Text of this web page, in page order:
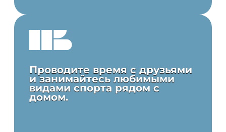
Проводите время с друзьями
и занимайтесь любимыми
видами спорта рядом с
домом.